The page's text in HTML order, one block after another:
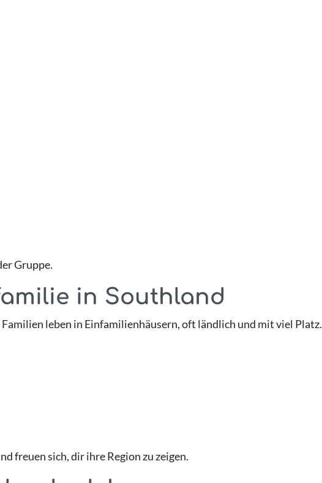
Gruppe.
in Southland
leben in Einfamilienhäusern, oft ländlich und mit viel Platz.
freuen sich, dir ihre Region zu zeigen.